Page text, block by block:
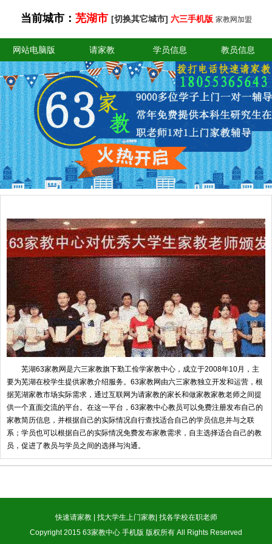
当前城市： 芜湖市 [切换其它城市] 六三手机版 家教网加盟
网站电脑版 请家教 学员信息 教员信息
芜湖63家教网是六三家教旗下勤工俭学家教中心，成立于2008年10月，主
要为芜湖在校学生提供家教介绍服务。63家教网由六三家教独立开发和运营，根
据芜湖家教市场实际需求，通过互联网为请家教的家长和做家教家教老师之间提
供一个直面交流的平台。在这一平台，63家教中心教员可以免费注册发布自己的
家教简历信息，并根据自己的实际情况自行查找适合自己的学员信息并与之联
系；学员也可以根据自己的实际情况免费发布家教需求，自主选择适合自己的教
员，促进了教员与学员之间的选择与沟通。
快速请家教| 找大学生上门家教| 找各学校在职老师
Copyright 2015 63家教中心 手机版 版权所有 All Rights Reserved